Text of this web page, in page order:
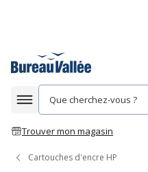
Afficher la navigation
Trouver mon magasin
Cartouches d'encre HP